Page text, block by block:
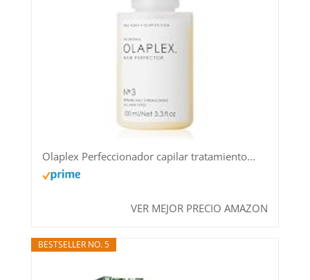
Olaplex Perfeccionador capilar tratamiento...
VER MEJOR PRECIO AMAZON
BESTSELLER NO. 5